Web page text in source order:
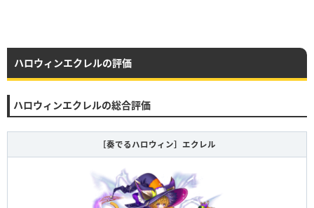
ハロウィンエクレルの評価
ハロウィンエクレルの総合評価
［奏でるハロウィン］エクレル